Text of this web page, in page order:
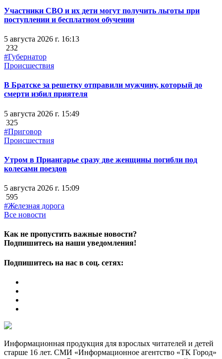
Участники СВО и их дети могут получить льготы при
поступлении и бесплатном обучении
5 августа 2026 г. 16:13
232
#Губернатор
Происшествия
В Братске за решетку отправили мужчину, который до
смерти избил приятеля
5 августа 2026 г. 15:49
325
#Приговор
Происшествия
Утром в Приангарье сразу две женщины погибли под
колесами поездов
5 августа 2026 г. 15:09
595
#Железная дорога
Все новости
Как не пропустить важные новости?
Подпишитесь на наши уведомления!
Подпишитесь на нас в соц. сетях:
Информационная продукция для взрослых читателей и детей
старше 16 лет. СМИ «Информационное агентство «ТК Город»